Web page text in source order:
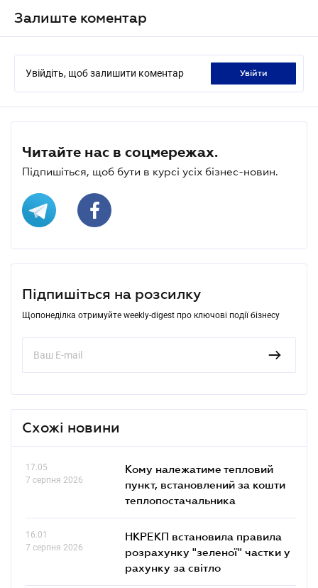
Залиште коментар
Увійдіть, щоб залишити коментар увійти
Читайте нас в соцмережах.
Підпишіться, щоб бути в курсі усіх бізнес-новин.
Підпишіться на розсилку
Щопонеділка отримуйте weekly-digest про ключові події бізнесу
Схожі новини
17.05
7 серпня 2026
Кому належатиме тепловий
пункт, встановлений за кошти
теплопостачальника
16.01
7 серпня 2026
НКРЕКП встановила правила
розрахунку "зеленої" частки у
рахунку за світло